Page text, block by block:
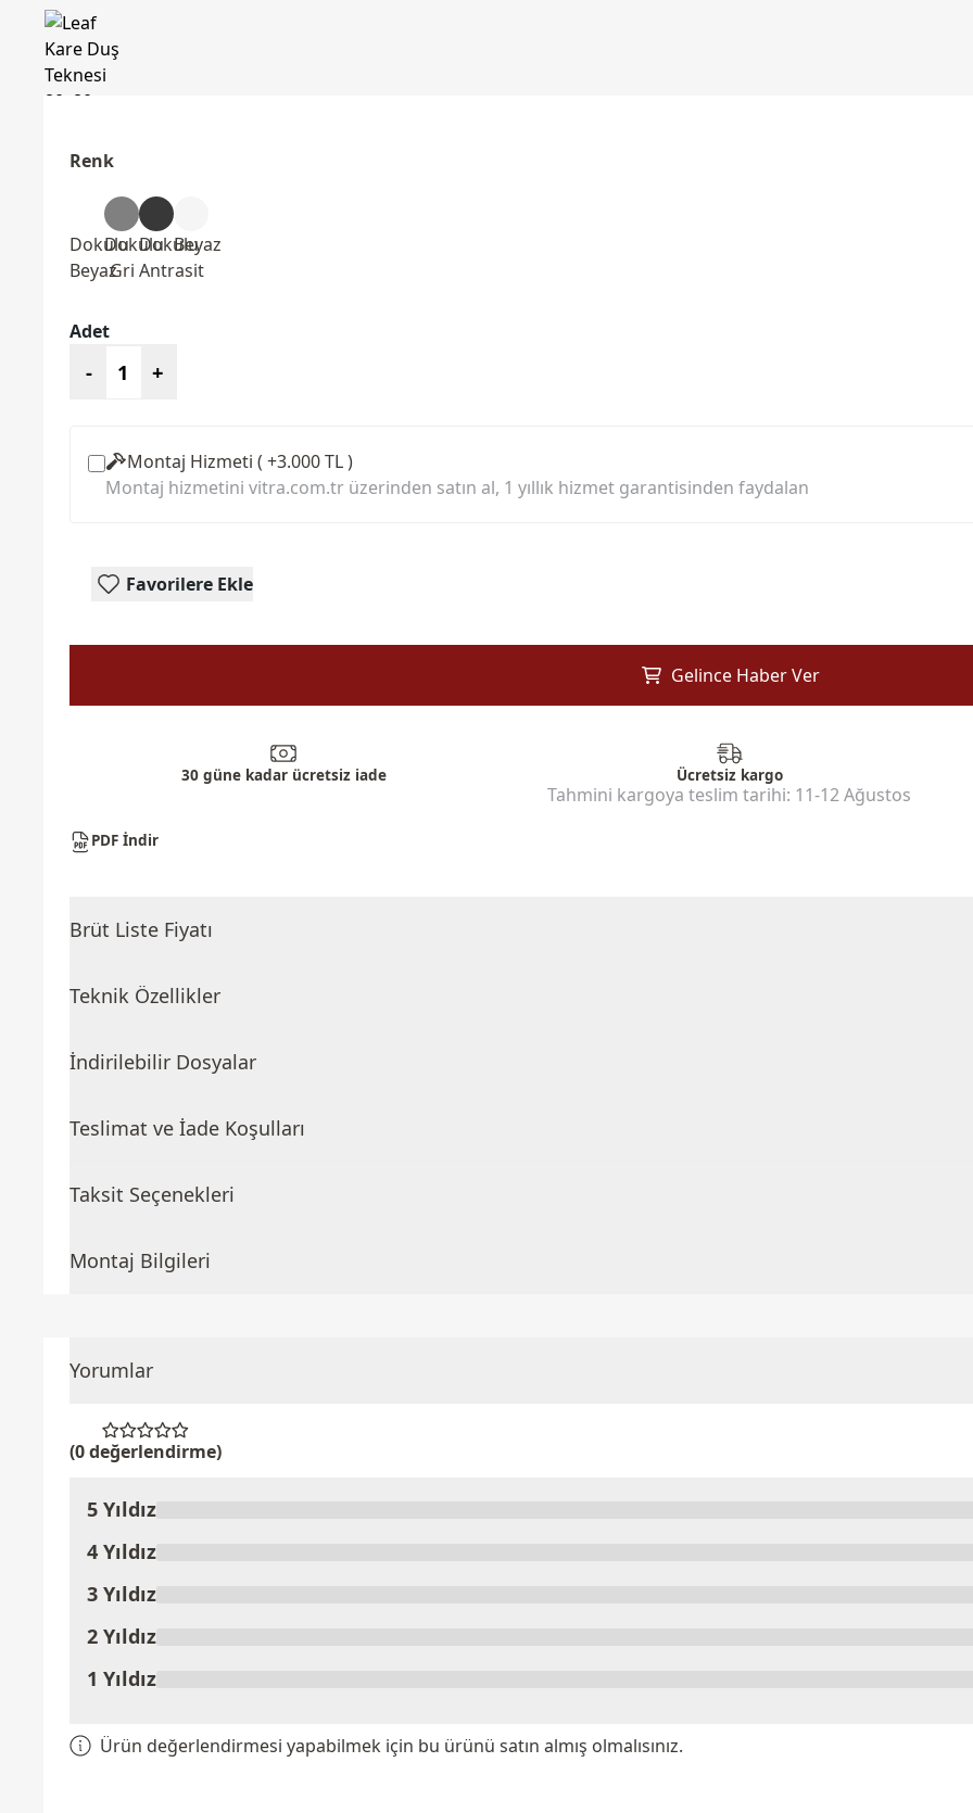
Renk
Dokulu
Beyaz
Dokulu
Gri
Dokulu
Antrasit
Beyaz
Adet
- +
Montaj Hizmeti ( +3.000 TL )
Montaj hizmetini vitra.com.tr üzerinden satın al, 1 yıllık hizmet garantisinden faydalan
Favorilere Ekle
Gelince Haber Ver
30 güne kadar ücretsiz iade Ücretsiz kargo
Tahmini kargoya teslim tarihi: 11-12 Ağustos
PDF İndir
Brüt Liste Fiyatı
Teknik Özellikler
İndirilebilir Dosyalar
Teslimat ve İade Koşulları
Taksit Seçenekleri
Montaj Bilgileri
Yorumlar
(0 değerlendirme)
Ürünü Değerlendir
5 Yıldız
4 Yıldız
3 Yıldız
2 Yıldız
1 Yıldız
Ürün değerlendirmesi yapabilmek için bu ürünü satın almış olmalısınız.